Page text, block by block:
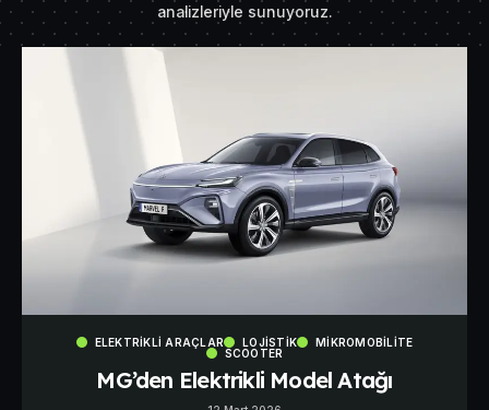
analizleriyle sunuyoruz.
ELEKTRIKLI ARAÇLAR LOJISTIK
MIKROMOBILITE
SCOOTER
MG’den Elektrikli Model Atağı